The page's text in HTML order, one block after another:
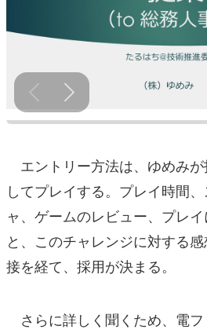
エントリー方法は、ゆめみ
してプレイする。プレイ時間
ャ、ゲームのレビュー、プレ
と、このチャレンジに対する
接を経て、採用が決まる。
さらに詳しく聞くため、電